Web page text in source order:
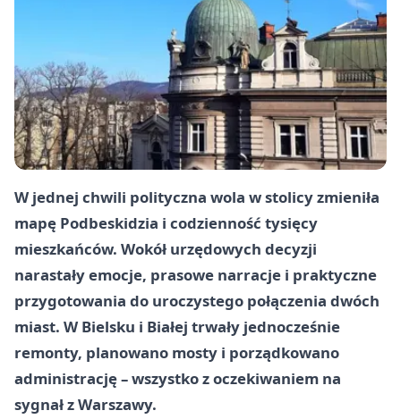
W jednej chwili polityczna wola w stolicy zmieniła
mapę Podbeskidzia i codzienność tysięcy
mieszkańców. Wokół urzędowych decyzji
narastały emocje, prasowe narracje i praktyczne
przygotowania do uroczystego połączenia dwóch
miast. W Bielsku i Białej trwały jednocześnie
remonty, planowano mosty i porządkowano
administrację – wszystko z oczekiwaniem na
sygnał z Warszawy.